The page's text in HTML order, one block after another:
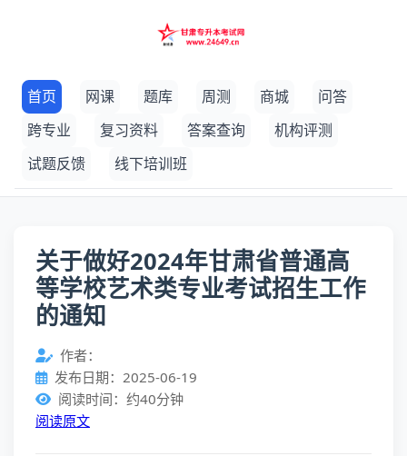
首页 网课 题库 周测 商城
问答
跨专业
复习资料 答案查询
机构评测
试题反馈
线下培训班
关于做好2024年甘肃省普通高
等学校艺术类专业考试招生工作
的通知
作者：
发布日期：2025-06-19
阅读时间：约40分钟
阅读原文